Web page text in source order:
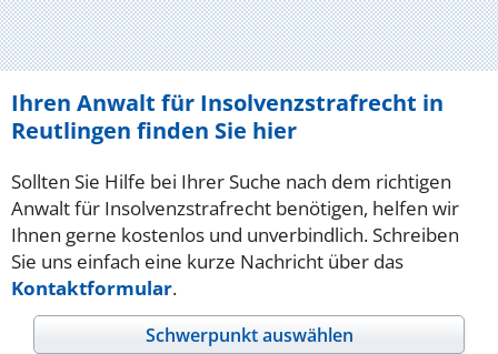
Ihren Anwalt für Insolvenzstrafrecht in
Reutlingen finden Sie hier
Sollten Sie Hilfe bei Ihrer Suche nach dem richtigen
Anwalt für Insolvenzstrafrecht benötigen, helfen wir
Ihnen gerne kostenlos und unverbindlich. Schreiben
Sie uns einfach eine kurze Nachricht über das
Kontaktformular.
Schwerpunkt auswählen